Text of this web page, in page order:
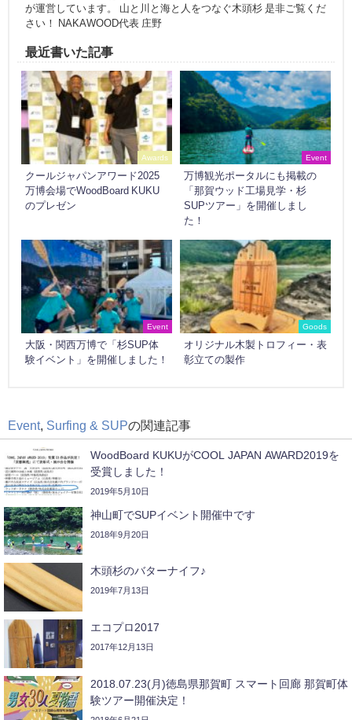
が運営しています。 山と川と海と人をつなぐ木頭杉 是非ご覧くだ
さい！ NAKAWOOD代表 庄野
最近書いた記事
Awards
クールジャパンアワード2025
万博会場でWoodBoard KUKU
のプレゼン
Event
万博観光ポータルにも掲載の
「那賀ウッド工場見学・杉
SUPツアー」を開催しまし
た！
Event
大阪・関西万博で「杉SUP体
験イベント」を開催しました！
Goods
オリジナル木製トロフィー・表
彰立ての製作
Event, Surfing & SUPの関連記事
WoodBoard KUKUがCOOL JAPAN AWARD2019を
受賞しました！
2019年5月10日
神山町でSUPイベント開催中です
2018年9月20日
木頭杉のバターナイフ♪
2019年7月13日
エコプロ2017
2017年12月13日
2018.07.23(月)徳島県那賀町 スマート回廊 那賀町体
験ツアー開催決定！